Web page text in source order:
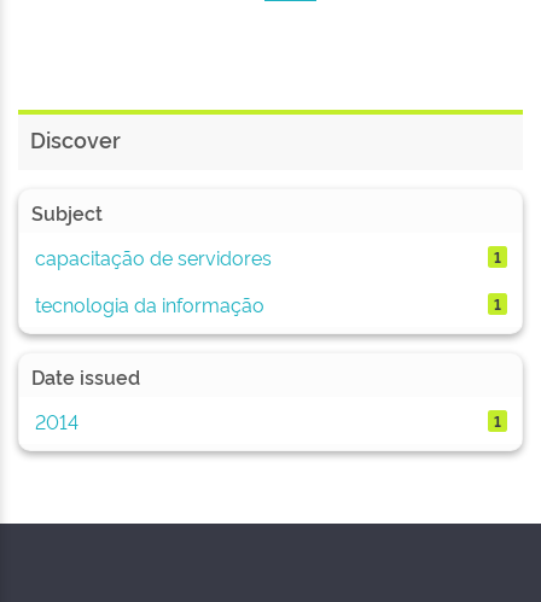
Discover
Subject
capacitação de servidores
1
tecnologia da informação 1
Date issued
2014
1